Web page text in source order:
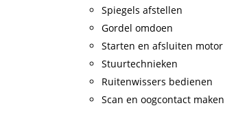
Spiegels afstellen
Gordel omdoen
Starten en afsluiten motor
Stuurtechnieken
Ruitenwissers bedienen
Scan en oogcontact maken